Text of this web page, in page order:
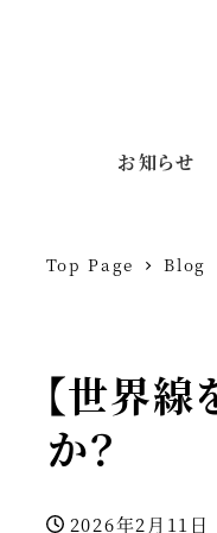
お知らせ
Top Page Blog
【世界
か？
2026年2月11日